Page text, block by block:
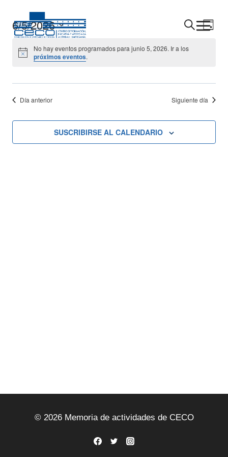
contenido
De
Y
BUSCAR
De
DÍA
6/5/2026
Seleccionar
fecha.
No hay eventos programados para junio 5, 2026. Ir a los
próximos eventos.
Día anterior Siguiente día
SUSCRIBIRSE AL CALENDARIO
© 2026 Memoria de actividades de CECO